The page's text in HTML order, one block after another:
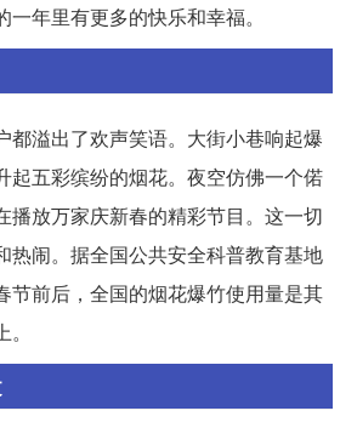
年里有更多的快乐和幸福。
都溢出了欢声笑语。大街小巷响起爆
起五彩缤纷的烟花。夜空仿佛一个偌
播放万家庆新春的精彩节目。这一切
热闹。据全国公共安全科普教育基地
节前后，全国的烟花爆竹使用量是其